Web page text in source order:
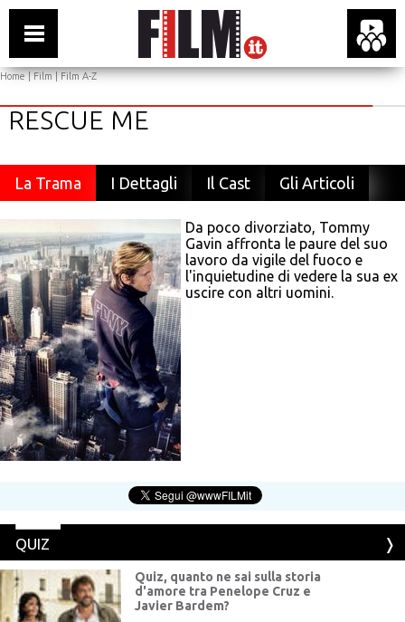
Home|Film|Film A-Z
RESCUE ME
La Trama I Dettagli Il Cast Gli Articoli
Da poco divorziato, Tommy
Gavin affronta le paure del suo
lavoro da vigile del fuoco e
l'inquietudine di vedere la sua ex
uscire con altri uomini.
QUIZ
Quiz, quanto ne sai sulla storia
d'amore tra Penelope Cruz e
Javier Bardem?